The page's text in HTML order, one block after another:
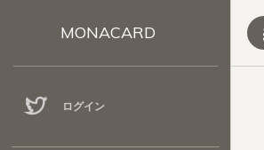
MONACARD
ログイン